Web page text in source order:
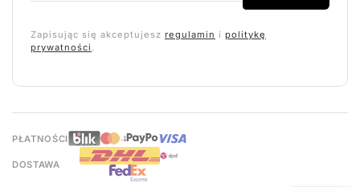
Zapisując się akceptujesz regulamin i politykę
prywatności .
PŁATNOŚCI
DOSTAWA